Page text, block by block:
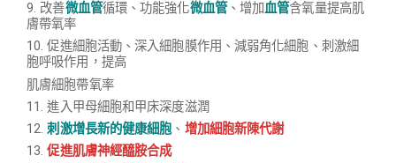
9. 改善微血管循環、功能強化微血管、增加血管含氧量提高肌
膚帶氧率
10.促進細胞活動、深入細胞膜作用 、減弱角化細胞、刺激細
胞呼吸作用， 提高
肌膚細胞帶氧率
11. 進入甲母細胞和甲床深度滋潤
12.刺激增長新的健康細胞、 增加細胞新陳代謝
13.促進肌膚神經醯胺合成